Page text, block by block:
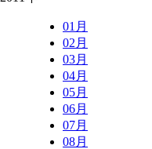
01月
02月
03月
04月
05月
06月
07月
08月